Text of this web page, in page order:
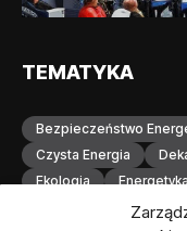
TEMATYKA
Bezpieczeństwo
Czysta Energia
Ekologia
Energetyka
Gospodarka Wodorowa